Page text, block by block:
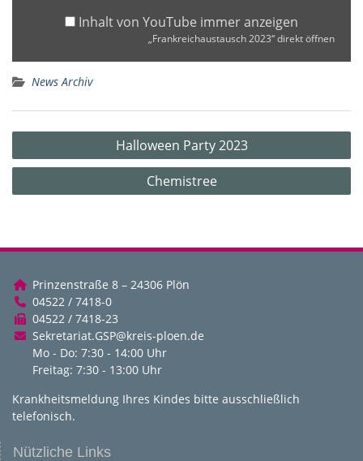
Inhalt von YouTube immer anzeigen
„Frankreichaustausch 2023“ direkt öffnen
News Archiv
Beitragsnavigation
Halloween Party 2023
Chemistree
Prinzenstraße 8 – 24306 Plön
04522 / 7418-0
04522 / 7418-23
Sekretariat.GSP@kreis-ploen.de
Mo - Do: 7:30 - 14:00 Uhr
Freitag: 7:30 - 13:00 Uhr
Krankheitsmeldung Ihres Kindes bitte ausschließlich
telefonisch.
Nützliche Links